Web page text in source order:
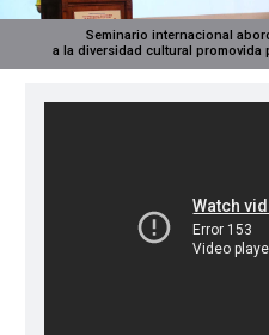
Seminario internacional
a la diversidad cultural promovida